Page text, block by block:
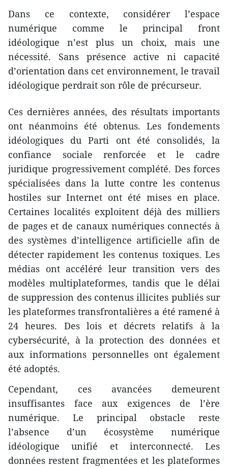
Dans ce contexte, considérer l’espace
numérique comme le principal front
idéologique n’est plus un choix, mais une
nécessité. Sans présence active ni capacité
d’orientation dans cet environnement, le travail
idéologique perdrait son rôle de précurseur.
Ces dernières années, des résultats importants
ont néanmoins été obtenus. Les fondements
idéologiques du Parti ont été consolidés, la
confiance sociale renforcée et le cadre
juridique progressivement complété. Des forces
spécialisées dans la lutte contre les contenus
hostiles sur Internet ont été mises en place.
Certaines localités exploitent déjà des milliers
de pages et de canaux numériques connectés à
des systèmes d’intelligence artificielle afin de
détecter rapidement les contenus toxiques. Les
médias ont accéléré leur transition vers des
modèles multiplateformes, tandis que le délai
de suppression des contenus illicites publiés sur
les plateformes transfrontalières a été ramené à
24 heures. Des lois et décrets relatifs à la
cybersécurité, à la protection des données et
aux informations personnelles ont également
été adoptés.
Cependant, ces avancées demeurent
insuffisantes face aux exigences de l’ère
numérique. Le principal obstacle reste
l’absence d’un écosystème numérique
idéologique unifié et interconnecté. Les
données restent fragmentées et les plateformes